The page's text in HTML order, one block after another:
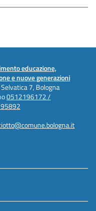
educazione,
e nuove generazioni
7, Bologna
0512196172 /